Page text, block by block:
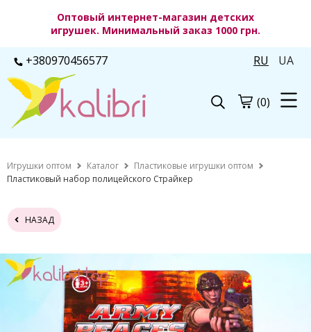
Оптовый интернет-магазин детских
игрушек. Минимальный заказ 1000 грн.
+380970456577 RU UA
(0)
Игрушки оптом Каталог
Пластиковые игрушки оптом
Пластиковый набор полицейского Страйкер
НАЗАД